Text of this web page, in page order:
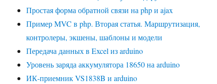
Простая форма обратной связи на php и ajax
Пример MVC в php. Вторая статья. Маршрутизация,
контролеры, экшены, шаблоны и модели
Передача данных в Excel из arduino
Уровень заряда аккумулятора 18650 на arduino
ИК-приемник VS1838B и arduino